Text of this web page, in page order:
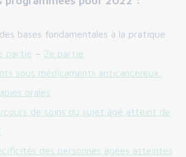
bases fondamentales à la pratique
partie – 2e partie
sous médicaments anticancéreux,
orales
de soins du sujet âgé atteint de
des personnes âgées atteintes